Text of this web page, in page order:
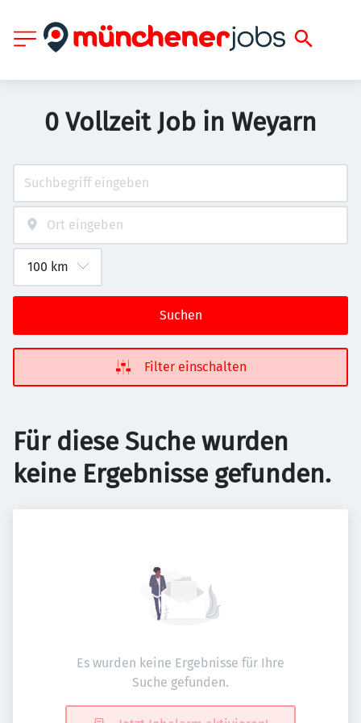
0 Vollzeit Job in Weyarn
Suchen
Filter einschalten
Für diese Suche wurden
keine Ergebnisse gefunden.
Es wurden keine Ergebnisse für Ihre
Suche gefunden.